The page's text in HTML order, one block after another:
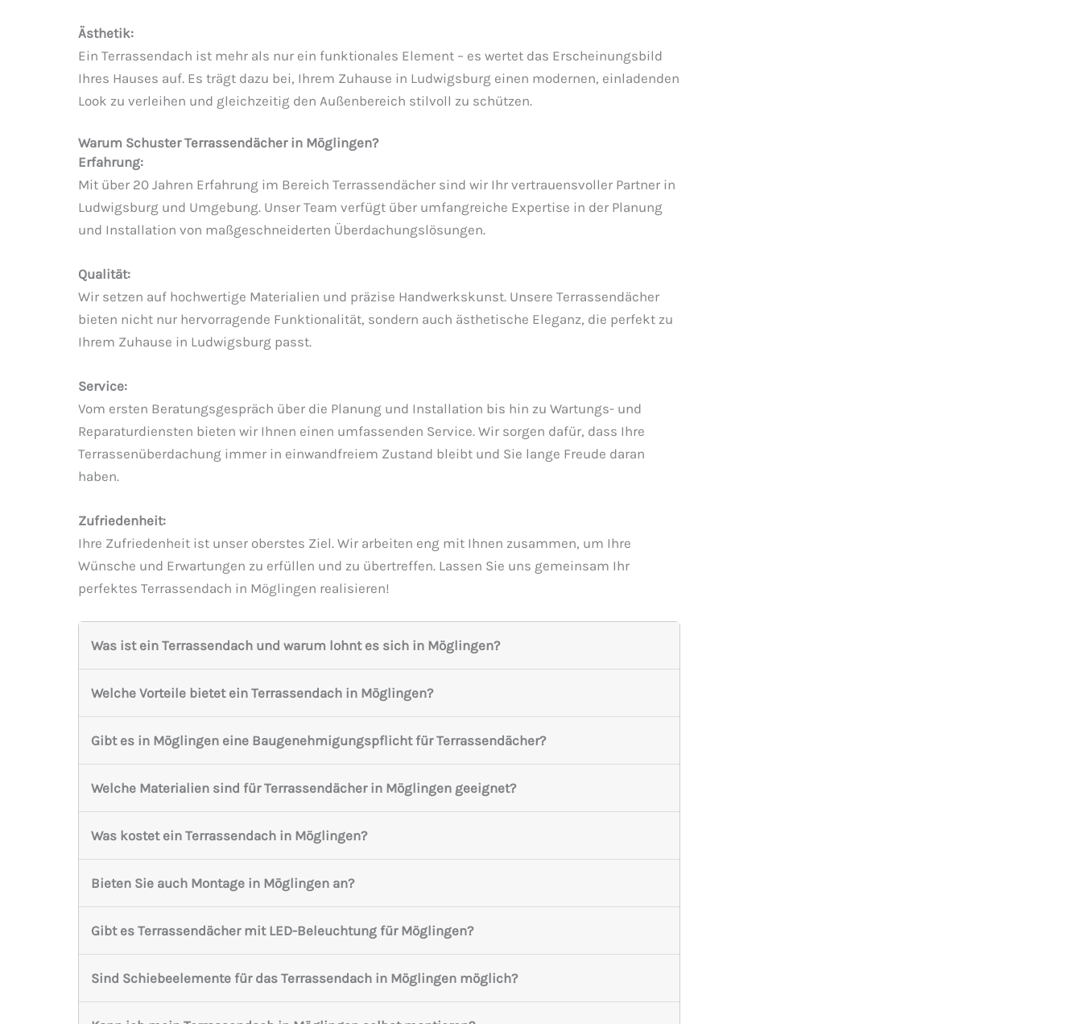
Ästhetik:
Ein Terrassendach ist mehr als nur ein funktionales Element – es wertet das Erscheinungsbild
Ihres Hauses auf. Es trägt dazu bei, Ihrem Zuhause in Ludwigsburg einen modernen, einladenden
Look zu verleihen und gleichzeitig den Außenbereich stilvoll zu schützen.
Warum Schuster Terrassendächer in Möglingen?
Erfahrung:
Mit über 20 Jahren Erfahrung im Bereich Terrassendächer sind wir Ihr vertrauensvoller Partner in
Ludwigsburg und Umgebung. Unser Team verfügt über umfangreiche Expertise in der Planung
und Installation von maßgeschneiderten Überdachungslösungen.
Qualität:
Wir setzen auf hochwertige Materialien und präzise Handwerkskunst. Unsere Terrassendächer
bieten nicht nur hervorragende Funktionalität, sondern auch ästhetische Eleganz, die perfekt zu
Ihrem Zuhause in Ludwigsburg passt.
Service:
Vom ersten Beratungsgespräch über die Planung und Installation bis hin zu Wartungs- und
Reparaturdiensten bieten wir Ihnen einen umfassenden Service. Wir sorgen dafür, dass Ihre
Terrassenüberdachung immer in einwandfreiem Zustand bleibt und Sie lange Freude daran
haben.
Zufriedenheit:
Ihre Zufriedenheit ist unser oberstes Ziel. Wir arbeiten eng mit Ihnen zusammen, um Ihre
Wünsche und Erwartungen zu erfüllen und zu übertreffen. Lassen Sie uns gemeinsam Ihr
perfektes Terrassendach in Möglingen realisieren!
Was ist ein Terrassendach und warum lohnt es sich in Möglingen?
Welche Vorteile bietet ein Terrassendach in Möglingen?
Gibt es in Möglingen eine Baugenehmigungspflicht für Terrassendächer?
Welche Materialien sind für Terrassendächer in Möglingen geeignet?
Was kostet ein Terrassendach in Möglingen?
Bieten Sie auch Montage in Möglingen an?
Gibt es Terrassendächer mit LED-Beleuchtung für Möglingen?
Sind Schiebeelemente für das Terrassendach in Möglingen möglich?